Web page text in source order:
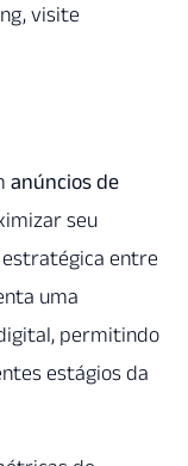
visite
anúncios de
seu
entre
uma
permitindo
estágios da